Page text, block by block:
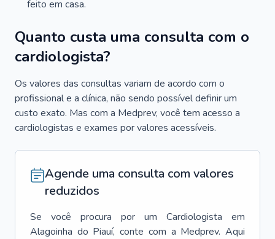
feito em casa.
Quanto custa uma consulta com o
cardiologista?
Os valores das consultas variam de acordo com o
profissional e a clínica, não sendo possível definir um
custo exato. Mas com a Medprev, você tem acesso a
cardiologistas e exames por valores acessíveis.
Agende uma consulta com valores
reduzidos
Se você procura por um Cardiologista
em
Alagoinha do Piauí, conte com a Medprev. Aqui